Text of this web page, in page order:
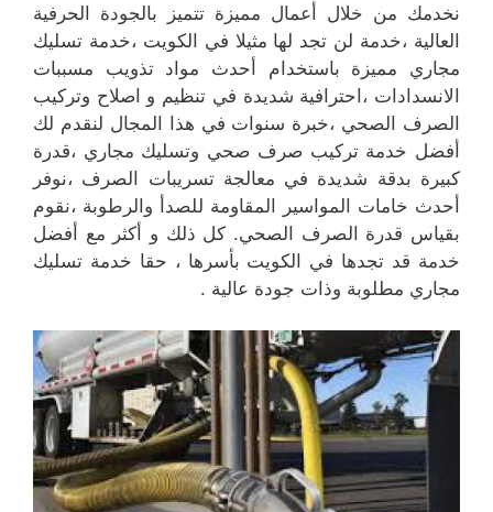
نخدمك من خلال أعمال مميزة تتميز بالجودة الحرفية
العالية ،خدمة لن تجد لها مثيلا في الكويت ،خدمة تسليك
مجاري مميزة باستخدام أحدث مواد تذويب مسببات
الانسدادات ،احترافية شديدة في تنظيم و اصلاح وتركيب
الصرف الصحي ،خبرة سنوات في هذا المجال لنقدم لك
أفضل خدمة تركيب صرف صحي وتسليك مجاري ،قدرة
كبيرة بدقة شديدة في معالجة تسريبات الصرف ،نوفر
أحدث خامات المواسير المقاومة للصدأ والرطوبة ،نقوم
بقياس قدرة الصرف الصحي. كل ذلك و أكثر مع أفضل
خدمة قد تجدها في الكويت بأسرها ، حقا خدمة تسليك
مجاري مطلوبة وذات جودة عالية .